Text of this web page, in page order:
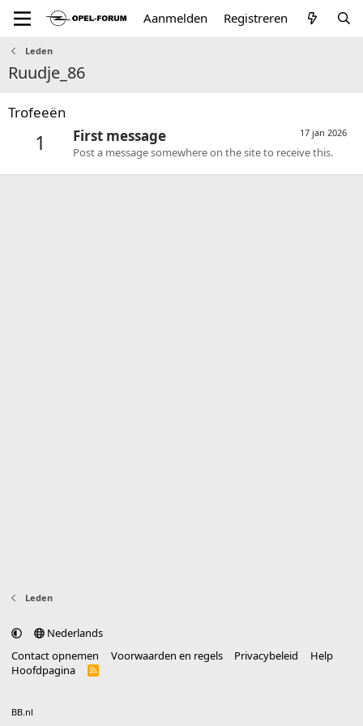
Aanmelden Registreren
Leden
Ruudje_86
Trofeeën
1 17 jan 2026
First message
Post a message somewhere on the site to receive this.
Leden
Nederlands
Contact opnemen
Voorwaarden en regels Privacybeleid
Help
Hoofdpagina
R
BB.nl